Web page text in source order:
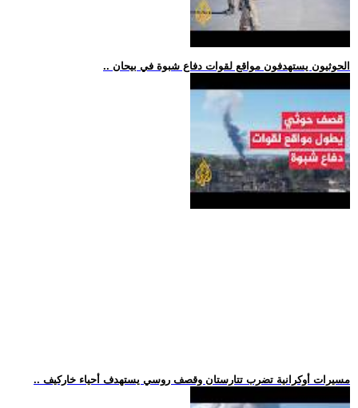
.. الحوثيون يستهدفون مواقع لقوات دفاع شبوة في بيحان
.. مسيرات أوكرانية تضرب تتارستان وقصف روسي يستهدف أحياء خاركيف